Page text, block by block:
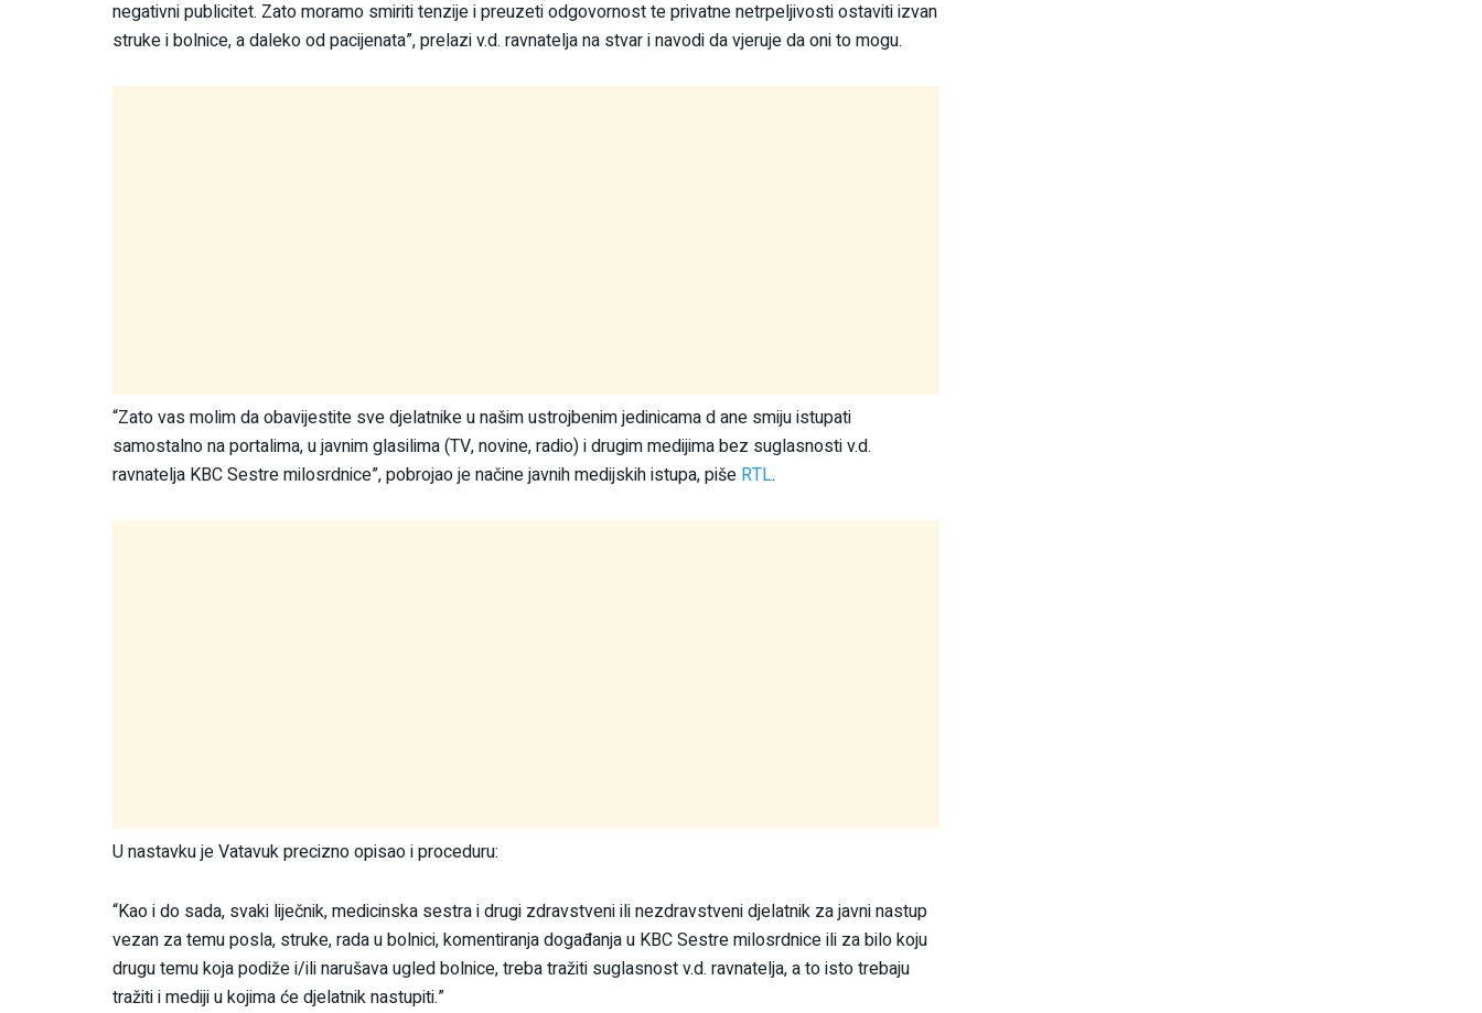
negativni publicitet. Zato moramo smiriti tenzije i preuzeti odgovornost te privatne netrpeljivosti ostaviti izvan
struke i bolnice, a daleko od pacijenata”, prelazi v.d. ravnatelja na stvar i navodi da vjeruje da oni to mogu.
“Zato vas molim da obavijestite sve djelatnike u našim ustrojbenim jedinicama d ane smiju istupati
samostalno na portalima, u javnim glasilima (TV, novine, radio) i drugim medijima bez suglasnosti v.d.
ravnatelja KBC Sestre milosrdnice”, pobrojao je načine javnih medijskih istupa, piše RTL.
U nastavku je Vatavuk precizno opisao i proceduru:
“Kao i do sada, svaki liječnik, medicinska sestra i drugi zdravstveni ili nezdravstveni djelatnik za javni nastup
vezan za temu posla, struke, rada u bolnici, komentiranja događanja u KBC Sestre milosrdnice ili za bilo koju
drugu temu koja podiže i/ili narušava ugled bolnice, treba tražiti suglasnost v.d. ravnatelja, a to isto trebaju
tražiti i mediji u kojima će djelatnik nastupiti.”